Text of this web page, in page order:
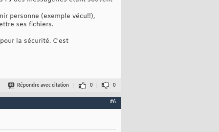
personne (exemple vécu!!),
ses fichiers.
la sécurité. C'est
Répondre avec citation 0 0
#6